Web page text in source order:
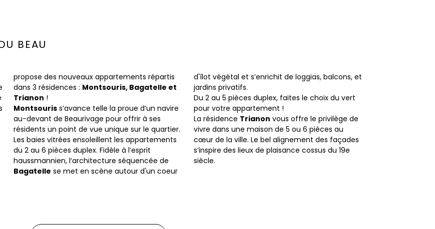
BEAU
propose des nouveaux appartements répartis
dans 3 résidences : Montsouris, Bagatelle et
Trianon !
Montsouris s’avance telle la proue d’un navire
au-devant de Beaurivage pour offrir à ses
résidents un point de vue unique sur le quartier.
Les baies vitrées ensoleillent les appartements
du 2 au 6 pièces duplex. Fidèle à l’esprit
haussmannien, l’architecture séquencée de
Bagatelle se met en scène autour d'un coeur
d'îlot végétal et s’enrichit de loggias, balcons, et
jardins privatifs.
Du 2 au 5 pièces duplex, faites le choix du vert
pour votre appartement !
La résidence Trianon vous offre le privilège de
vivre dans une maison de 5 ou 6 pièces au
cœur de la ville. Le bel alignement des façades
s’inspire des lieux de plaisance cossus du 19e
siècle.